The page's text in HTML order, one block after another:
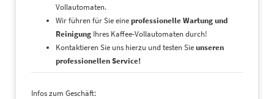
Vollautomaten.
Wir führen für Sie eineprofessionelle Wartung und
Reinigung Ihres Kaffee-Vollautomaten durch!
Kontaktieren Sie uns hierzu und testen Sieunseren
professionellen Service!
Infos zum Geschäft: